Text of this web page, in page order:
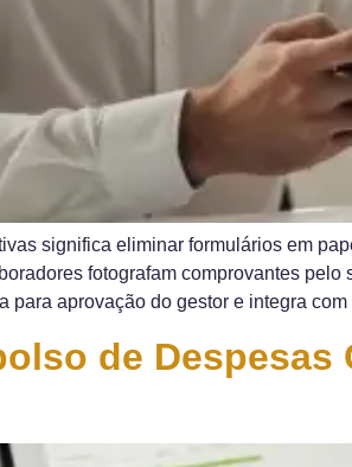
significa eliminar formulários em
fotografam comprovantes
para aprovação do gestor e integra
de